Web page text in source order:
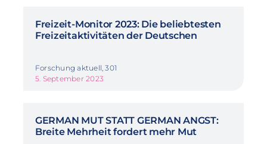
Freizeit-Monitor 2023: Die beliebtesten
Freizeitaktivitäten der Deutschen
Forschung aktuell, 301
5. September 2023
GERMAN MUT STATT GERMAN ANGST:
Breite Mehrheit fordert mehr Mut